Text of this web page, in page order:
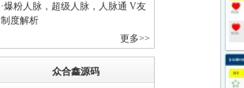
·爆粉人脉，超级人脉，人脉通 V友
制度解析
更多>>
众合鑫源码